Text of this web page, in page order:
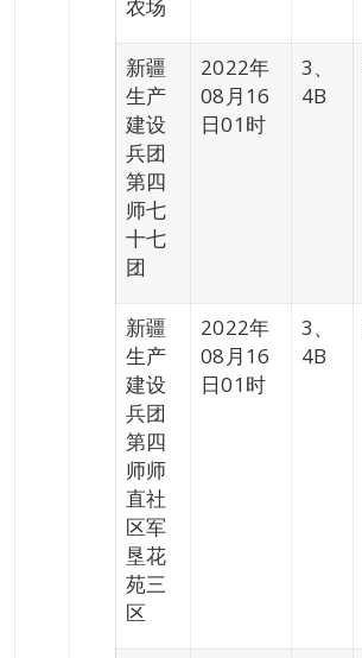
农场
新疆
生产
建设
兵团
第四
师七
十七
团
2022年
08月16
日01时
3、
4B
新疆
生产
建设
兵团
第四
师师
直社
区军
垦花
苑三
区
2022年
08月16
日01时
3、
4B